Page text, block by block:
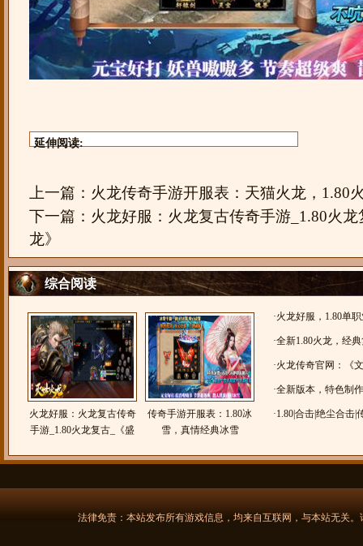
延伸阅读:
上一篇： 火龙传奇手游开服表：天猫火龙，1.80
下一篇： 火龙好服：火龙复古传奇手游_1.80火
龙》
综合阅读
火龙好服：火龙复古传奇
手游_1.80火龙复古_《盛
传奇手游开服表：1.80冰
雪，真情经典冰雪
·火龙好服，1.80单
三端互通火龙传奇。
·全新1.80火龙，经
年代-风驰传奇
·火龙传奇官网：《
·全新版本，特色制
古！无边传奇火龙版
·1.80|合击|绝尘合击|
法律免责：本站发布所有游戏信息，均来自互联网，与本站无关